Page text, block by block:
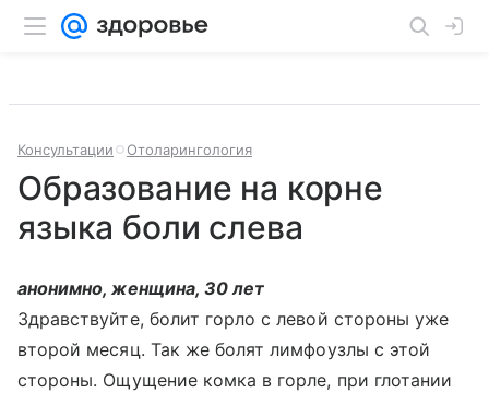
Консультации Отоларингология
Образование на корне
языка боли слева
анонимно, женщина, 30 лет
Здравствуйте, болит горло с левой стороны уже
второй месяц. Так же болят лимфоузлы с этой
стороны. Ощущение комка в горле, при глотании